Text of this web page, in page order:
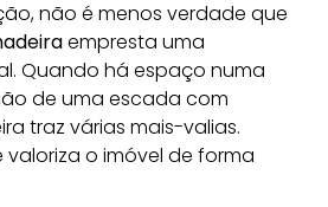
não é menos verdade que
empresta uma
Quando há espaço numa
de uma escada com
traz várias mais-valias.
o imóvel de forma